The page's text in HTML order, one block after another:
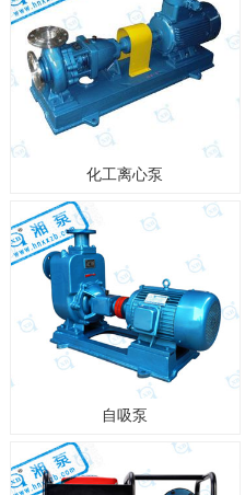
化工离心泵
自吸泵